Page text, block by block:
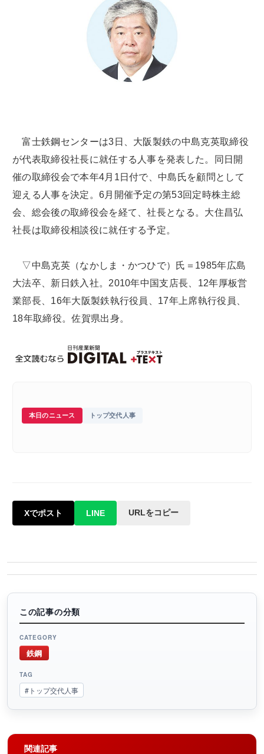
富士鉄鋼センターは3日、大阪製鉄の中島克英取締役
が代表取締役社長に就任する人事を発表した。同日開
催の取締役会で本年4月1日付で、中島氏を顧問として
迎える人事を決定。6月開催予定の第53回定時株主総
会、総会後の取締役会を経て、社長となる。大住昌弘
社長は取締役相談役に就任する予定。
▽中島克英（なかしま・かつひで）氏＝1985年広島
大法卒、新日鉄入社。2010年中国支店長、12年厚板営
業部長、16年大阪製鉄執行役員、17年上席執行役員、
18年取締役。佐賀県出身。
本日のニュース トップ交代人事
Xでポスト LINE URLをコピー
この記事の分類
CATEGORY
鉄鋼
TAG
#トップ交代人事
関連記事